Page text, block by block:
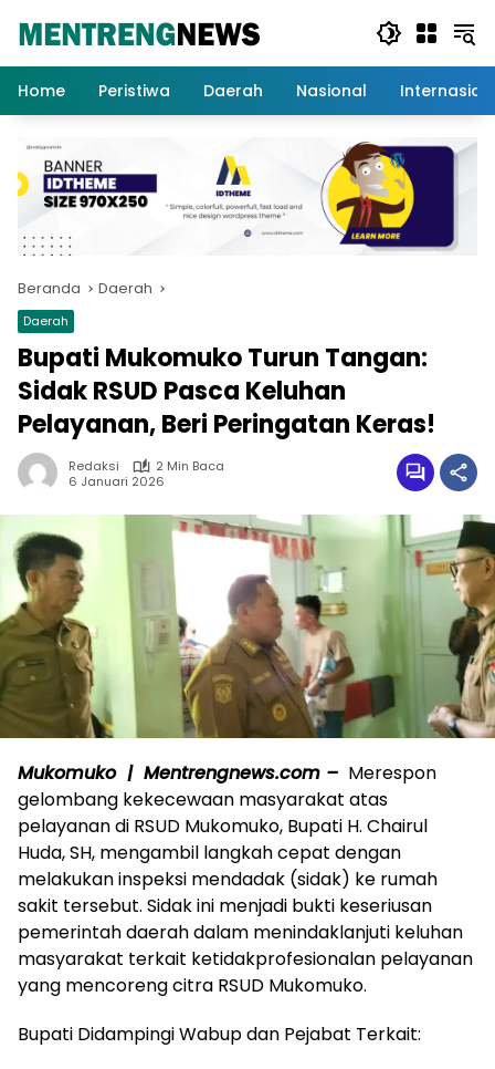
Home
Peristiwa Daerah Nasional
Beranda Daerah
Daerah
Bupati Mukomuko Turun Tangan:
Sidak RSUD Pasca Keluhan
Pelayanan, Beri Peringatan Keras!
Redaksi
2 Min Baca
6 Januari 2026
Mukomuko | Mentrengnews.com – Merespon
gelombang kekecewaan masyarakat atas
pelayanan di RSUD Mukomuko, Bupati H. Chairul
Huda, SH, mengambil langkah cepat dengan
melakukan inspeksi mendadak (sidak) ke rumah
sakit tersebut. Sidak ini menjadi bukti keseriusan
pemerintah daerah dalam menindaklanjuti keluhan
masyarakat terkait ketidakprofesionalan pelayanan
yang mencoreng citra RSUD Mukomuko.
Bupati Didampingi Wabup dan Pejabat Terkait: